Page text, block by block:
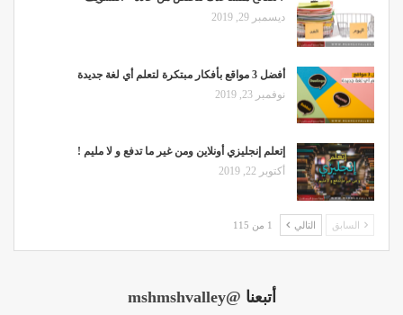
ديسمبر 29, 2019
أفضل 3 مواقع بأفكار مبتكرة لتعلم أي لغة جديدة
نوفمبر 23, 2019
إتعلم إنجليزي أونلاين ومن غير ما تدفع و لا مليم !
أكتوبر 22, 2019
السابق التالي 1 من 115
أتبعنا @mshmshvalley